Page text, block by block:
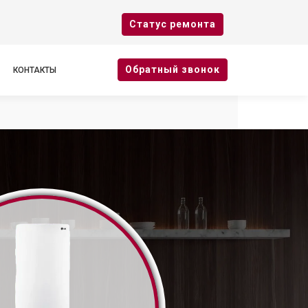
Cтатус ремонта
КОНТАКТЫ Oбратный звонок